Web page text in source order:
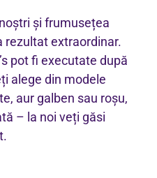
și frumusețea
rezultat extraordinar.
pot fi executate după
alege din modele
aur galben sau roșu,
– la noi veți găsi